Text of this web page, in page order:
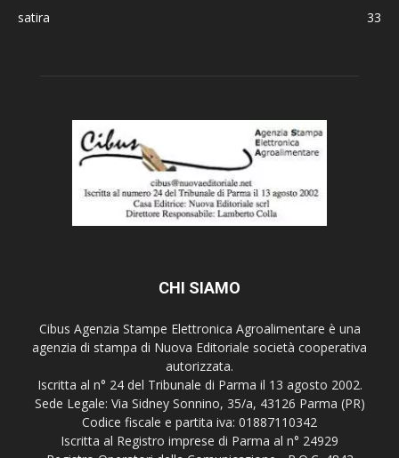
satira
33
CHI SIAMO
Cibus Agenzia Stampe Elettronica Agroalimentare è una
agenzia di stampa di Nuova Editoriale società cooperativa
autorizzata.
Iscritta al n° 24 del Tribunale di Parma il 13 agosto 2002.
Sede Legale: Via Sidney Sonnino, 35/a, 43126 Parma (PR)
Codice fiscale e partita iva: 01887110342
Iscritta al Registro imprese di Parma al n° 24929